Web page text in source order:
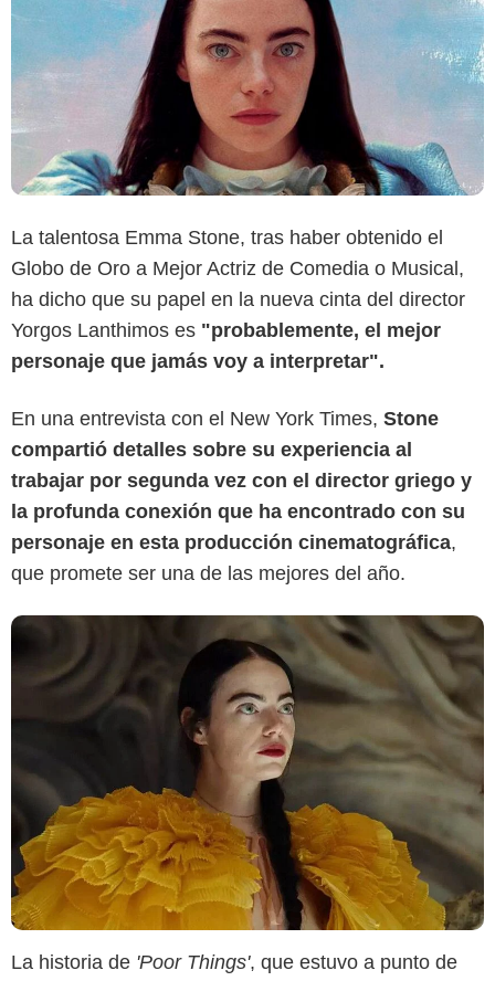
La talentosa Emma Stone, tras haber obtenido el
Globo de Oro a Mejor Actriz de Comedia o Musical,
ha dicho que su papel en la nueva cinta del director
Yorgos Lanthimos es "probablemente, el mejor
personaje que jamás voy a interpretar".
En una entrevista con el New York Times, Stone
compartió detalles sobre su experiencia al
trabajar por segunda vez con el director griego y
la profunda conexión que ha encontrado con su
personaje en esta producción cinematográfica,
que promete ser una de las mejores del año.
Searchlight Pictures
La historia de 'Poor Things', que estuvo a punto de